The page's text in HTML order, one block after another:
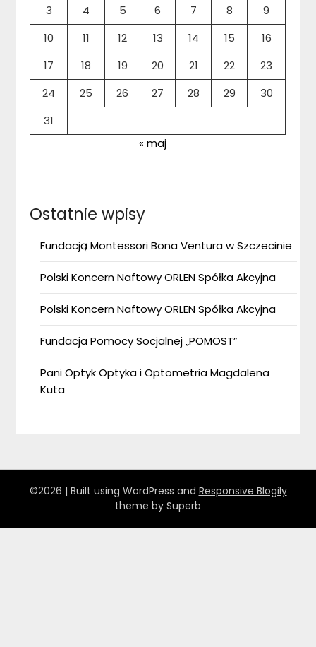
3
4 5 6 7 8
9
10
11 12 13 14 15
16
17
18 19 20 21 22
23
24
25 26 27 28 29
30
31
« maj
Ostatnie wpisy
Fundacją Montessori Bona Ventura w Szczecinie
Polski Koncern Naftowy ORLEN Spółka Akcyjna
Polski Koncern Naftowy ORLEN Spółka Akcyjna
Fundacja Pomocy Socjalnej „POMOST”
Pani Optyk Optyka i Optometria Magdalena
Kuta
©2026 | Built using WordPress and Responsive Blogily
theme by Superb